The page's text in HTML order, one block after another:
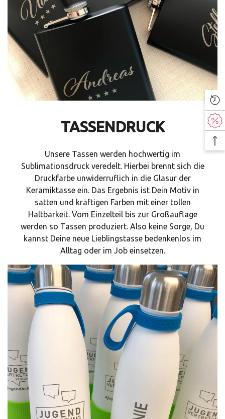
TASSENDRUCK
Unsere Tassen werden hochwertig im
Sublimationsdruck veredelt. Hierbei brennt sich die
Druckfarbe unwiderruflich in die Glasur der
Keramiktasse ein. Das Ergebnis ist Dein Motiv in
satten und kräftigen Farben mit einer tollen
Haltbarkeit. Vom Einzelteil bis zur Großauflage
werden so Tassen produziert. Also keine Sorge, Du
kannst Deine neue Lieblingstasse bedenkenlos im
Alltag oder im Job einsetzen.